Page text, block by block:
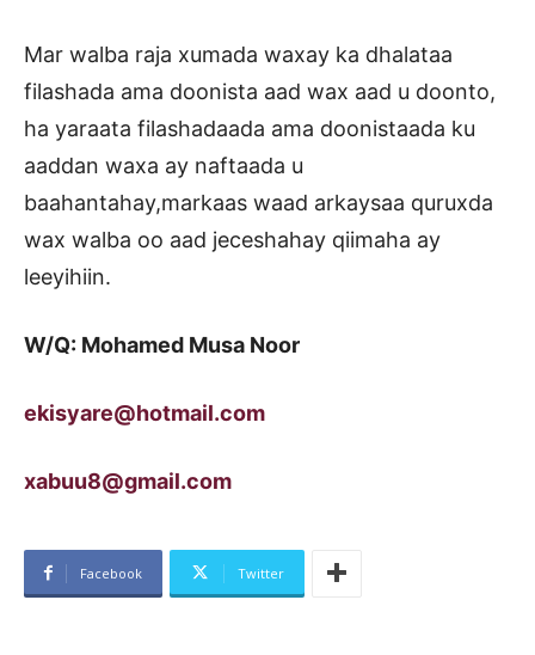
Mar walba raja xumada waxay ka dhalataa
filashada ama doonista aad wax aad u doonto,
ha yaraata filashadaada ama doonistaada ku
aaddan waxa ay naftaada u
baahantahay,markaas waad arkaysaa quruxda
wax walba oo aad jeceshahay qiimaha ay
leeyihiin.
W/Q: Mohamed Musa Noor
ekisyare@hotmail.com
xabuu8@gmail.com
Facebook Twitter